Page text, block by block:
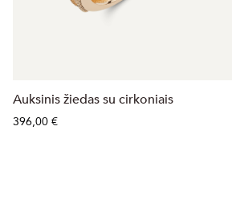
Auksinis žiedas su cirkoniais
396,00 €